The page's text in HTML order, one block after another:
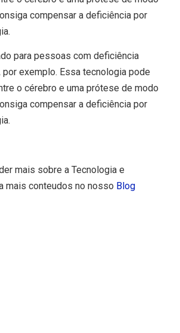
compensar a deficiência por
para pessoas com deficiência
por exemplo. Essa tecnologia pode
o cérebro e uma prótese de modo
compensar a deficiência por
mais sobre a Tecnologia e
mais conteudos no nosso Blog